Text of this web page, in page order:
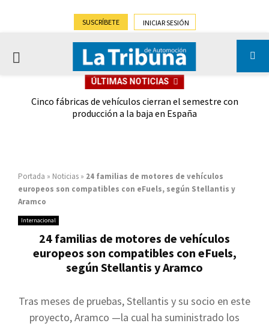
SUSCRÍBETE INICIAR SESIÓN
PRIMARY
ÚLTIMAS NOTICIAS
Cinco fábricas de vehículos cierran el semestre con
producción a la baja en España
Portada » Noticias » 24 familias de motores de vehículos
europeos son compatibles con eFuels, según Stellantis y
Aramco
Internacional
24 familias de motores de vehículos
europeos son compatibles con eFuels,
según Stellantis y Aramco
Tras meses de pruebas, Stellantis y su socio en este
proyecto, Aramco —la cual ha suministrado los